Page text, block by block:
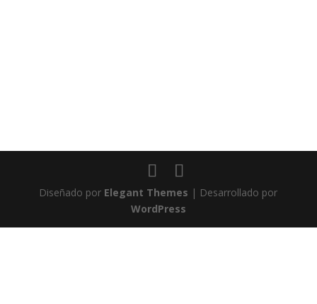
Diseñado por Elegant Themes | Desarrollado por
WordPress